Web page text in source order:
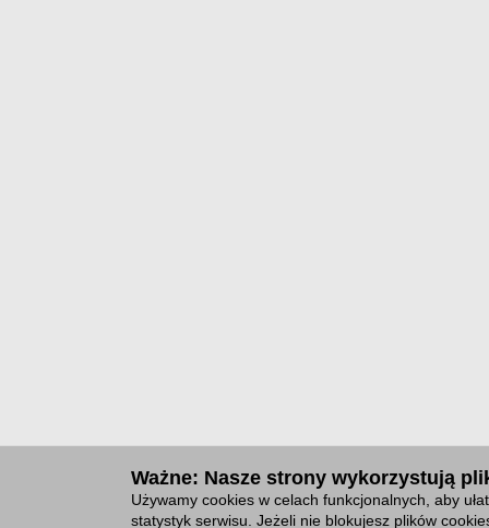
Ważne: Nasze strony wykorzystują
Używamy cookies w celach funkcjonalnych, aby
statystyk serwisu. Jeżeli nie blokujesz plików